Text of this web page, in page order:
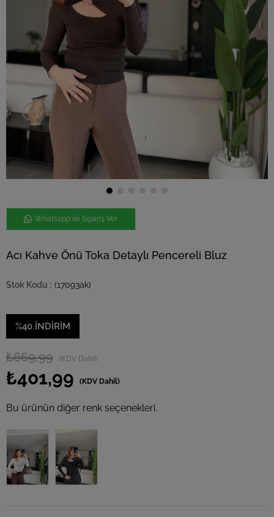
Whatsapp ile Sipariş Ver
Acı Kahve Önü Toka Detaylı Pencereli Bluz
(17093ak)
%40 İNDIRIM
₺669,99 (KDV Dahil)
₺401,99 (KDV Dahil)
Bu ürünün diğer renk seçenekleri.
Tükendi